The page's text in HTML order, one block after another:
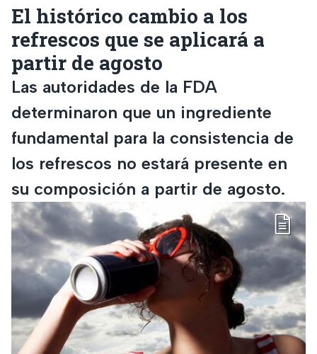
El histórico cambio a los
refrescos que se aplicará a
partir de agosto
Las autoridades de la FDA
determinaron que un ingrediente
fundamental para la consistencia de
los refrescos no estará presente en
su composición a partir de agosto.